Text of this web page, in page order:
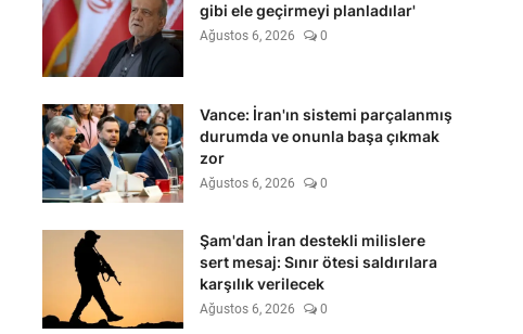
gibi ele geçirmeyi planladılar'
Ağustos 6, 2026 0
Vance: İran'ın sistemi parçalanmış
durumda ve onunla başa çıkmak
zor
Ağustos 6, 2026 0
Şam'dan İran destekli milislere
sert mesaj: Sınır ötesi saldırılara
karşılık verilecek
Ağustos 6, 2026 0